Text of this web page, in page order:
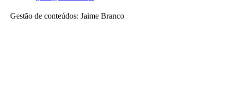
Gestão de conteúdos: Jaime Branco